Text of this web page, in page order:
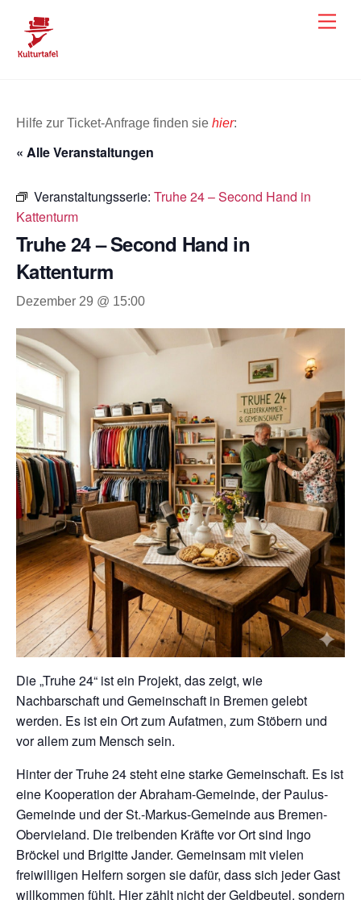
content
Hilfe zur Ticket-Anfrage finden sie hier:
« Alle Veranstaltungen
Veranstaltungsserie: Truhe 24 – Second Hand in
Kattenturm
Truhe 24 – Second Hand in
Kattenturm
Dezember 29 @ 15:00
Die „Truhe 24“ ist ein Projekt, das zeigt, wie
Nachbarschaft und Gemeinschaft in Bremen gelebt
werden. Es ist ein Ort zum Aufatmen, zum Stöbern und
vor allem zum Mensch sein.
Hinter der Truhe 24 steht eine starke Gemeinschaft. Es ist
eine Kooperation der Abraham-Gemeinde, der Paulus-
Gemeinde und der St.-Markus-Gemeinde aus Bremen-
Obervieland. Die treibenden Kräfte vor Ort sind Ingo
Bröckel und Brigitte Jander. Gemeinsam mit vielen
freiwilligen Helfern sorgen sie dafür, dass sich jeder Gast
willkommen fühlt. Hier zählt nicht der Geldbeutel, sondern